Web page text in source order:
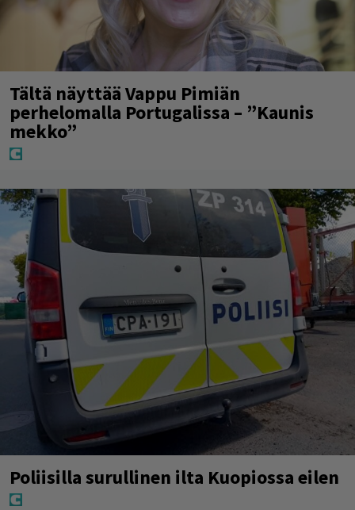
Tältä näyttää Vappu Pimiän
perhelomalla Portugalissa – ”Kaunis
mekko”
Poliisilla surullinen ilta Kuopiossa eilen